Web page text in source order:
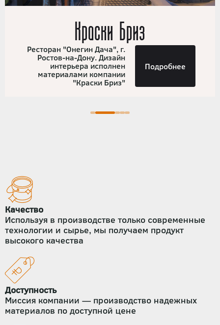
Краски Бриз
Ресторан "Онегин Дача", г.
Ростов-на-Дону. Дизайн
интерьера исполнен
материалами компании
"Краски Бриз"
Подробнее
Качество
Используя в производстве только современные
технологии и сырье, мы получаем продукт
высокого качества
Доступность
Миссия компании — производство надежных
материалов по доступной цене